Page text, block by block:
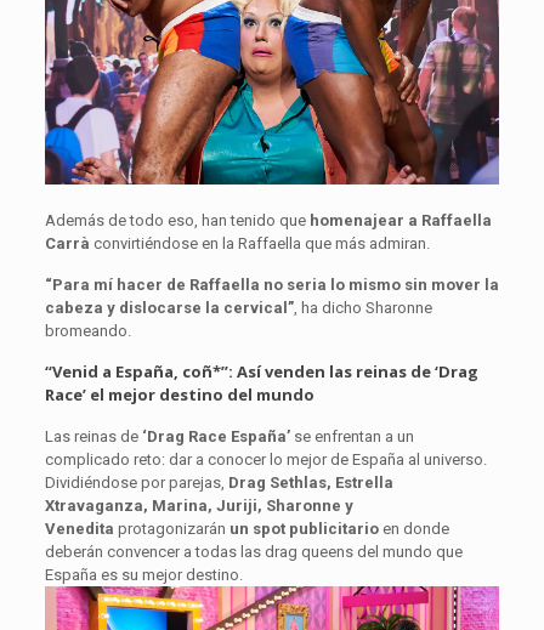
Además de todo eso, han tenido que homenajear a Raffaella
Carrà convirtiéndose en la Raffaella que más admiran.
“Para mí hacer de Raffaella no seria lo mismo sin mover la
cabeza y dislocarse la cervical”, ha dicho Sharonne
bromeando.
“Venid a España, coñ*”: Así venden las reinas de ‘Drag
Race’ el mejor destino del mundo
Las reinas de ‘Drag Race España’ se enfrentan a un
complicado reto: dar a conocer lo mejor de España al universo.
Dividiéndose por parejas, Drag Sethlas, Estrella
Xtravaganza, Marina, Juriji, Sharonne y
Venedita protagonizarán un spot publicitarioen donde
deberán convencer a todas las drag queens del mundo que
España es su mejor destino.